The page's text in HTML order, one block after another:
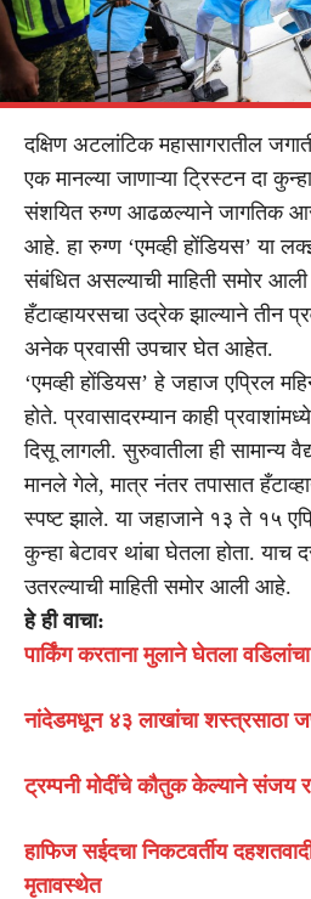
दक्षिण अटलांटिक महासागरातील
एक मानल्या जाणाऱ्या ट्रिस्टन दा
संशयित रुग्ण आढळल्याने जागतिक
आहे. हा रुग्ण ‘एमव्ही होंडियस’ या
संबंधित असल्याची माहिती समोर
हँटाव्हायरसचा उद्रेक झाल्याने तीन
अनेक प्रवासी उपचार घेत आहेत.
‘एमव्ही होंडियस’ हे जहाज एप्रिल
होते. प्रवासादरम्यान काही
दिसू लागली. सुरुवातीला ही सामान्य
मानले गेले, मात्र नंतर तपासात
स्पष्ट झाले. या जहाजाने १३ ते १५
कुन्हा बेटावर थांबा घेतला होता. याच
उतरल्याची माहिती समोर आली आहे.
हे ही वाचा:
पार्किंग करताना मुलाने घेतला
नांदेडमधून ४३ लाखांचा शस्त्रसाठा
ट्रम्पनी मोदींचे कौतुक केल्याने संजय
हाफिज सईदचा निकटवर्तीय
मृतावस्थेत